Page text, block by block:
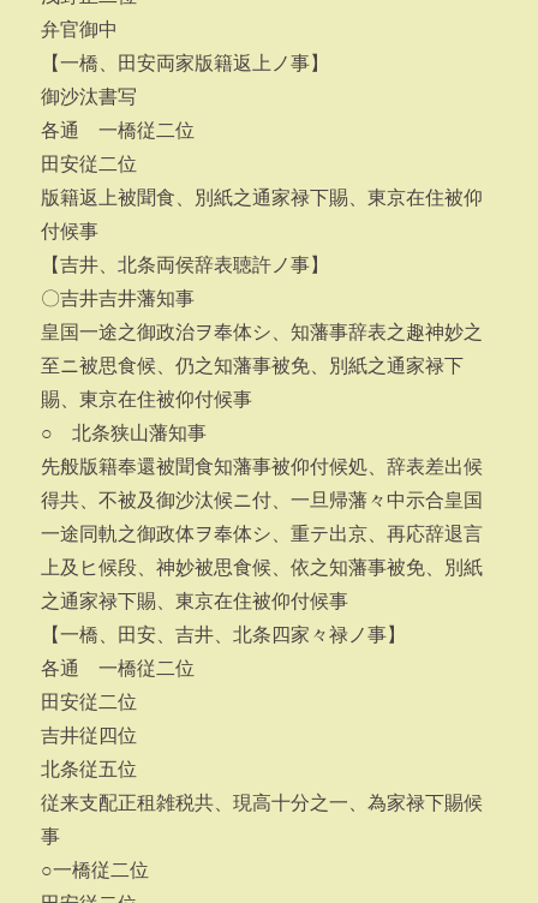
弁官御中
【一橋、田安両家版籍返上ノ事】
御沙汰書写
各通 一橋従二位
田安従二位
版籍返上被聞食、別紙之通家禄下賜、東京在住被仰
付候事
【吉井、北条両侯辞表聴許ノ事】
〇吉井吉井藩知事
皇国一途之御政治ヲ奉体シ、知藩事辞表之趣神妙之
至ニ被思食候、仍之知藩事被免、別紙之通家禄下
賜、東京在住被仰付候事
○ 北条狭山藩知事
先般版籍奉還被聞食知藩事被仰付候処、辞表差出候
得共、不被及御沙汰候ニ付、一旦帰藩々中示合皇国
一途同軌之御政体ヲ奉体シ、重テ出京、再応辞退言
上及ヒ候段、神妙被思食候、依之知藩事被免、別紙
之通家禄下賜、東京在住被仰付候事
【一橋、田安、吉井、北条四家々禄ノ事】
各通 一橋従二位
田安従二位
吉井従四位
北条従五位
従来支配正租雑税共、現高十分之一、為家禄下賜候
事
○一橋従二位